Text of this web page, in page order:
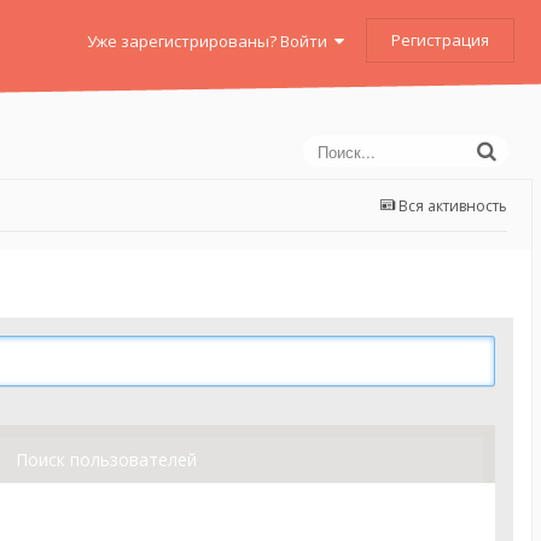
Уже зарегистрированы? Войти Регистрация
Вся активность
Поиск пользователей